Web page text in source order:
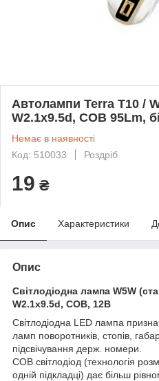
Автолампи Terra T10 /
W2.1x9.5d, COB 95Lm,
Немає в наявності
Код: 510033
Роздріб
19 ₴
Опис Характеристики
Опис
Світлодіодна лампа W5W
W2.1x9.5d, COB, 12В
Світлодіодна LED лампа
ламп поворотників, стопів,
підсвічування держ. номери.
COB світлодіод (технологія
одній підкладці) дає більш